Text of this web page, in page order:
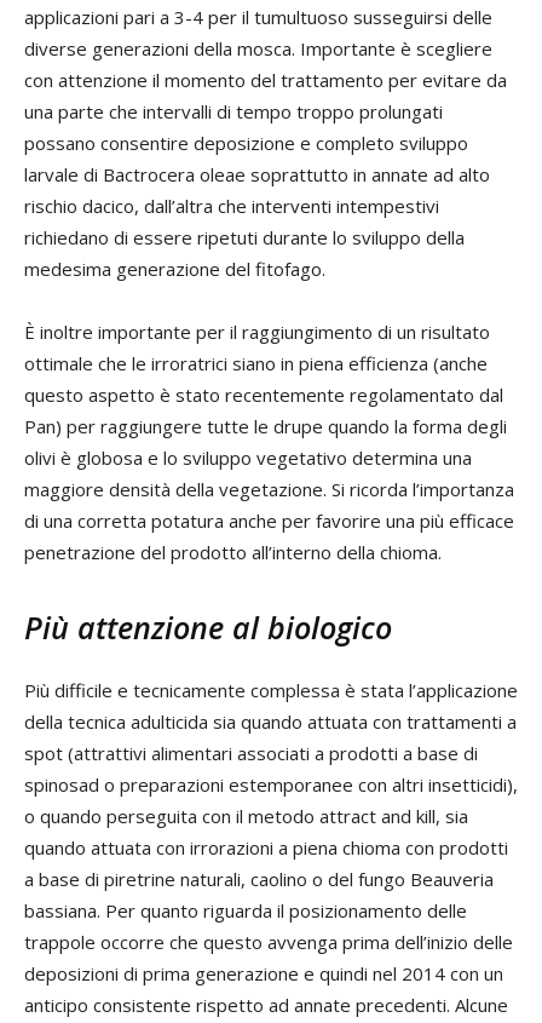
applicazioni pari a 3-4 per il tumultuoso susseguirsi delle
diverse generazioni della mosca. Importante è scegliere
con attenzione il momento del trattamento per evitare da
una parte che intervalli di tempo troppo prolungati
possano consentire deposizione e completo sviluppo
larvale di Bactrocera oleae soprattutto in annate ad alto
rischio dacico, dall’altra che interventi intempestivi
richiedano di essere ripetuti durante lo sviluppo della
medesima generazione del fitofago.
È inoltre importante per il raggiungimento di un risultato
ottimale che le irroratrici siano in piena efficienza (anche
questo aspetto è stato recentemente regolamentato dal
Pan) per raggiungere tutte le drupe quando la forma degli
olivi è globosa e lo sviluppo vegetativo determina una
maggiore densità della vegetazione. Si ricorda l’importanza
di una corretta potatura anche per favorire una più efficace
penetrazione del prodotto all’interno della chioma.
Più attenzione al biologico
Più difficile e tecnicamente complessa è stata l’applicazione
della tecnica adulticida sia quando attuata con trattamenti a
spot (attrattivi alimentari associati a prodotti a base di
spinosad o preparazioni estemporanee con altri insetticidi),
o quando perseguita con il metodo attract and kill, sia
quando attuata con irrorazioni a piena chioma con prodotti
a base di piretrine naturali, caolino o del fungo Beauveria
bassiana. Per quanto riguarda il posizionamento delle
trappole occorre che questo avvenga prima dell’inizio delle
deposizioni di prima generazione e quindi nel 2014 con un
anticipo consistente rispetto ad annate precedenti. Alcune